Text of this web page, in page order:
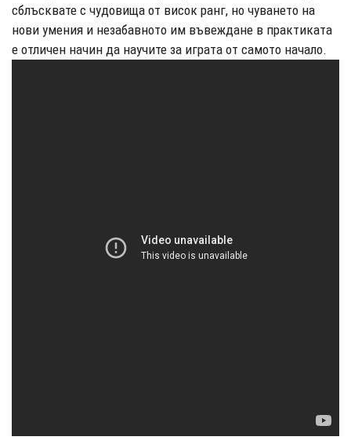
сблъсквате с чудовища от висок ранг, но чуването на
нови умения и незабавното им въвеждане в практиката
е отличен начин да научите за играта от самото начало.